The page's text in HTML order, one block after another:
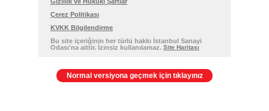
Çerez Politikası
KVKK Bilgilendirme
Bu site içeriğinin her türlü hakkı İstanbul Sanayi
Odası'na aittir. İzinsiz kullanılamaz. Site Haritası
Normal versiyona geçmek için tıklayınız